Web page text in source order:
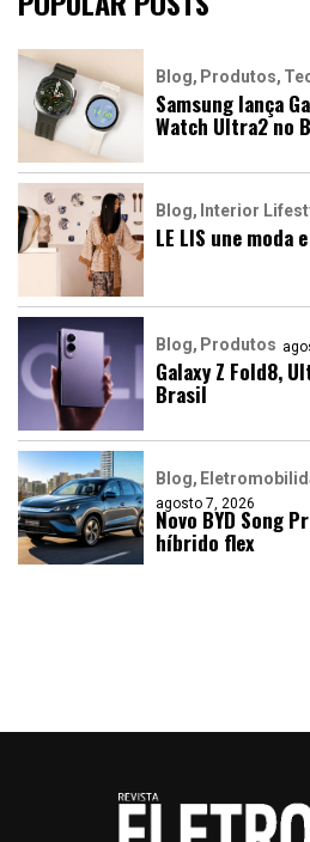
Blog Produtos
Samsung lança
Watch Ultra2 no
Blog Interior
LE LIS une moda
Blog Produtos
Galaxy Z Fold8,
Brasil
Blog
agosto 7, 2026
Novo BYD Song
híbrido flex